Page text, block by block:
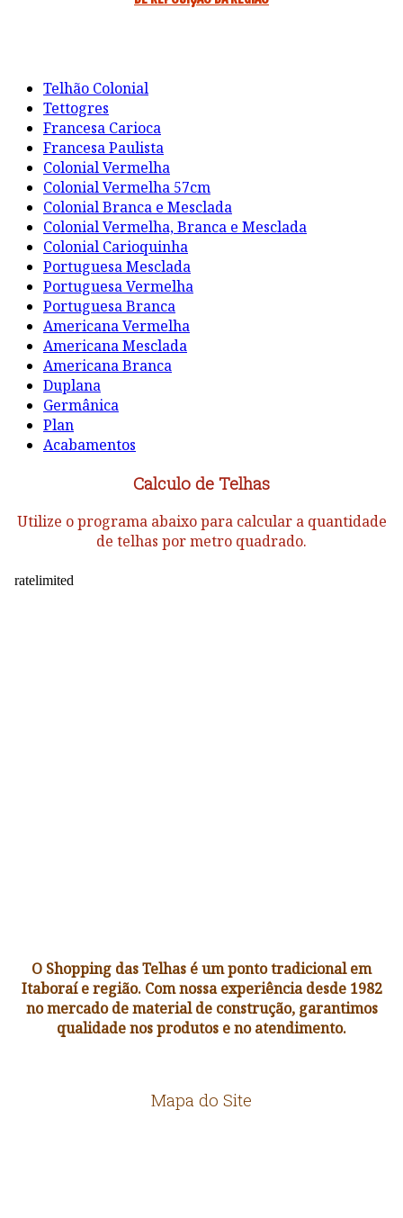
Telhão Colonial
Tettogres
Francesa Carioca
Francesa Paulista
Colonial Vermelha
Colonial Vermelha 57cm
Colonial Branca e Mesclada
Colonial Vermelha, Branca e Mesclada
Colonial Carioquinha
Portuguesa Mesclada
Portuguesa Vermelha
Portuguesa Branca
Americana Vermelha
Americana Mesclada
Americana Branca
Duplana
Germânica
Plan
Acabamentos
Calculo de Telhas
Utilize o programa abaixo para calcular a quantidade
de telhas por metro quadrado.
O Shopping das Telhas é um ponto tradicional em
Itaboraí e região. Com nossa experiência desde 1982
no mercado de material de construção, garantimos
qualidade nos produtos e no atendimento.
Mapa do Site